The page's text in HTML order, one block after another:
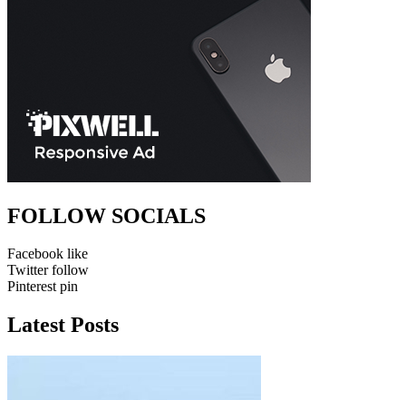
FOLLOW SOCIALS
Facebook like
Twitter follow
Pinterest pin
Latest Posts